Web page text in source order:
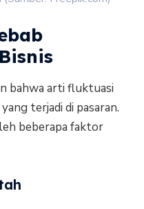
bahwa arti fluktuasi
terjadi di pasaran.
beberapa faktor